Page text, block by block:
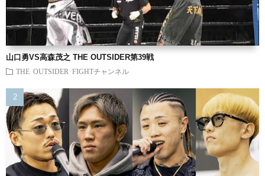
山口勇VS高森茂之 THE OUTSIDER第39戦
THE OUTSIDER FIGHTチャンネル